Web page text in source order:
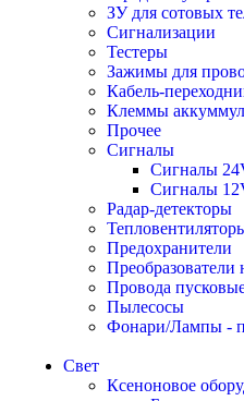
ЗУ для сотовых
Сигнализации
Тестеры
Зажимы для
Кабель-
Клеммы
Прочее
Сигналы
Сигналы
Сигналы
Радар-детекторы
Предохранители
Преобразователи
Провода
Пылесосы
Фонари/Лампы -
Свет
Ксеноновое